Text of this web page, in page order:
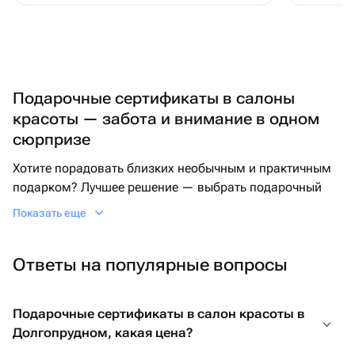
Подарочные сертификаты в салоны
красоты — забота и внимание в одном
сюрпризе
Хотите порадовать близких необычным и практичным
подарком? Лучшее решение — выбрать подарочный
сертификат в салон красоты. Такой вариант подарит
Если вы подбираете подарок подруге, маме или
сертификат для женщин в салон красоты. Он откроет
доступ к разнообразным услугам: стильной укладке,
Показать еще
Ответы на популярные вопросы
Подарочные сертификаты в салон красоты в
Долгопрудном, какая цена?